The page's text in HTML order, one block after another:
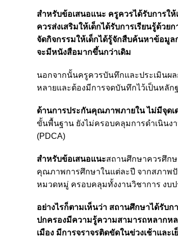
สำหรับข้อเสนอแนะ ครูควรได้รับการให้
ควรส่งเสริมให้เด็กได้รับการเรียนรู้ด้ว
จัดกิจกรรมให้เด็กได้รู้จักสืบค้นหาข้อมู
จะมีหนังสือมากขึ้นกว่าเดิม
นอกจากนั้นครูควรบันทึกและประเมินผ
หลายและต้องมีการจดบันทึกไว้เป็นหลัก
ด้านการประกันคุณภาพภายใน ไม่มีจุดเ
ขั้นพื้นฐาน ยังไม่ครอบคลุมการดำเนินง
(PDCA)
สำหรับข้อเสนอแนะสถานศึกษาควรศึกษ
คุณภาพการศึกษาในแต่ละปี จากสภาพ
หมวดหมู่ ครอบคลุมทั้งงานวิชาการ งบ
อย่างไรก็ตามเห็นว่า สถานศึกษาได้รับ
ปกครองมีความรู้ความสามารถหลาก
เมือง มีการจราจรติดขัดในข่วงเช้าและเ